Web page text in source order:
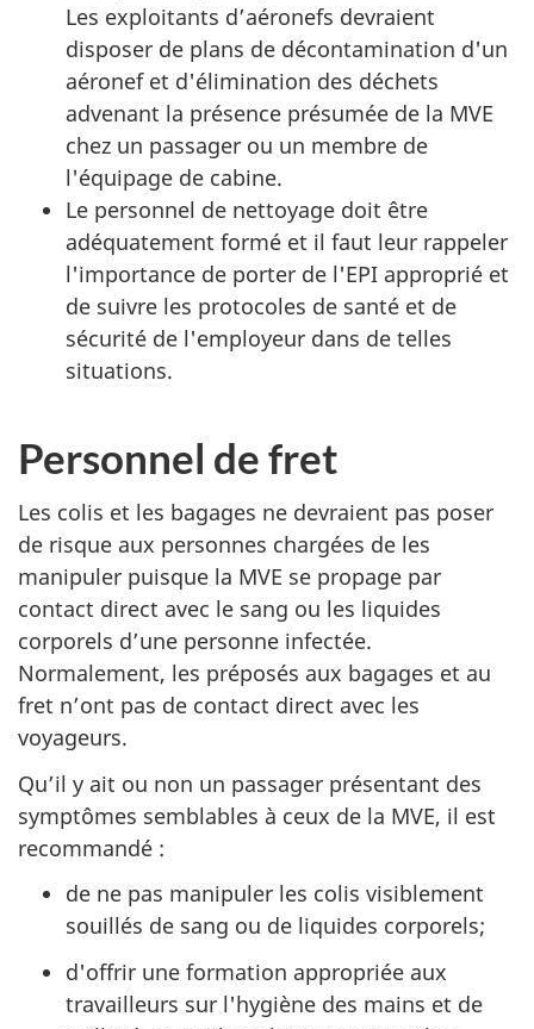
Les exploitants d’aéronefs devraient
disposer de plans de décontamination d'un
aéronef et d'élimination des déchets
advenant la présence présumée de la MVE
chez un passager ou un membre de
l'équipage de cabine.
Le personnel de nettoyage doit être
adéquatement formé et il faut leur rappeler
l'importance de porter de l'EPI approprié et
de suivre les protocoles de santé et de
sécurité de l'employeur dans de telles
situations.
Personnel de fret
Les colis et les bagages ne devraient pas poser
de risque aux personnes chargées de les
manipuler puisque la MVE se propage par
contact direct avec le sang ou les liquides
corporels d’une personne infectée.
Normalement, les préposés aux bagages et au
fret n’ont pas de contact direct avec les
voyageurs.
Qu’il y ait ou non un passager présentant des
symptômes semblables à ceux de la MVE, il est
recommandé :
de ne pas manipuler les colis visiblement
souillés de sang ou de liquides corporels;
d'offrir une formation appropriée aux
travailleurs sur l'hygiène des mains et de